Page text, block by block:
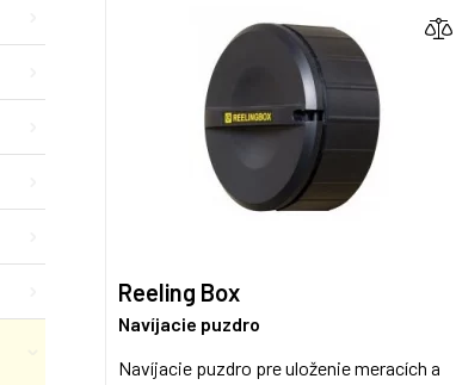
Reeling Box
Navíjacie puzdro
Navíjacie puzdro pre uloženie meracích a